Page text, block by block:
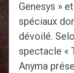
Genesys »
spéciaux
dévoilé.
spectacle «
Anyma